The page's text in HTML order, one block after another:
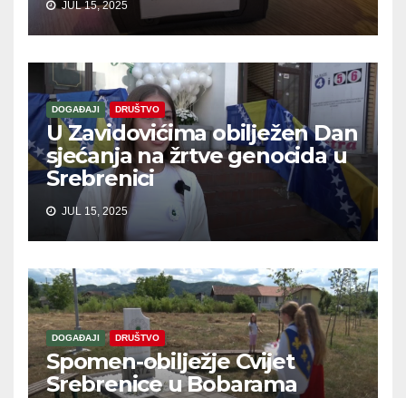
JUL 15, 2025
DOGAĐAJI DRUŠTVO
U Zavidovićima obilježen Dan
sjećanja na žrtve genocida u
Srebrenici
JUL 15, 2025
DOGAĐAJI DRUŠTVO
Spomen-obilježje Cvijet
Srebrenice u Bobarama